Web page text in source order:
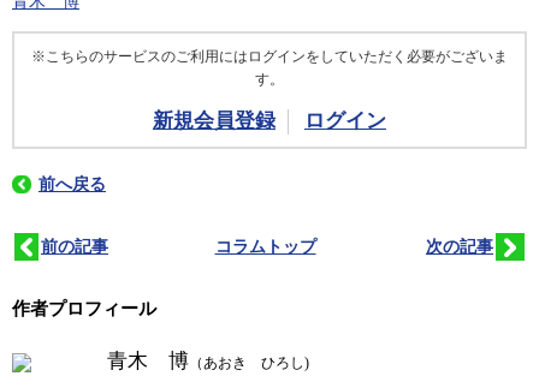
※こちらのサービスのご利用にはログインをしていただく必要がございま
す。
新規会員登録 ログイン
前へ戻る
前の記事 コラムトップ 次の記事
作者プロフィール
青木 博 （あおき ひろし)